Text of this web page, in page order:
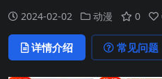
2024-02-02 动漫 0
详情介绍 常见问题